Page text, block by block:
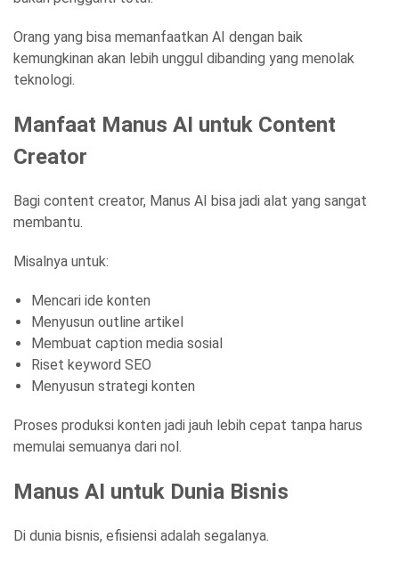
Orang yang bisa memanfaatkan AI dengan baik
kemungkinan akan lebih unggul dibanding yang menolak
teknologi.
Manfaat Manus AI untuk Content
Creator
Bagi content creator, Manus AI bisa jadi alat yang sangat
membantu.
Misalnya untuk:
Mencari ide konten
Menyusun outline artikel
Membuat caption media sosial
Riset keyword SEO
Menyusun strategi konten
Proses produksi konten jadi jauh lebih cepat tanpa harus
memulai semuanya dari nol.
Manus AI untuk Dunia Bisnis
Di dunia bisnis, efisiensi adalah segalanya.